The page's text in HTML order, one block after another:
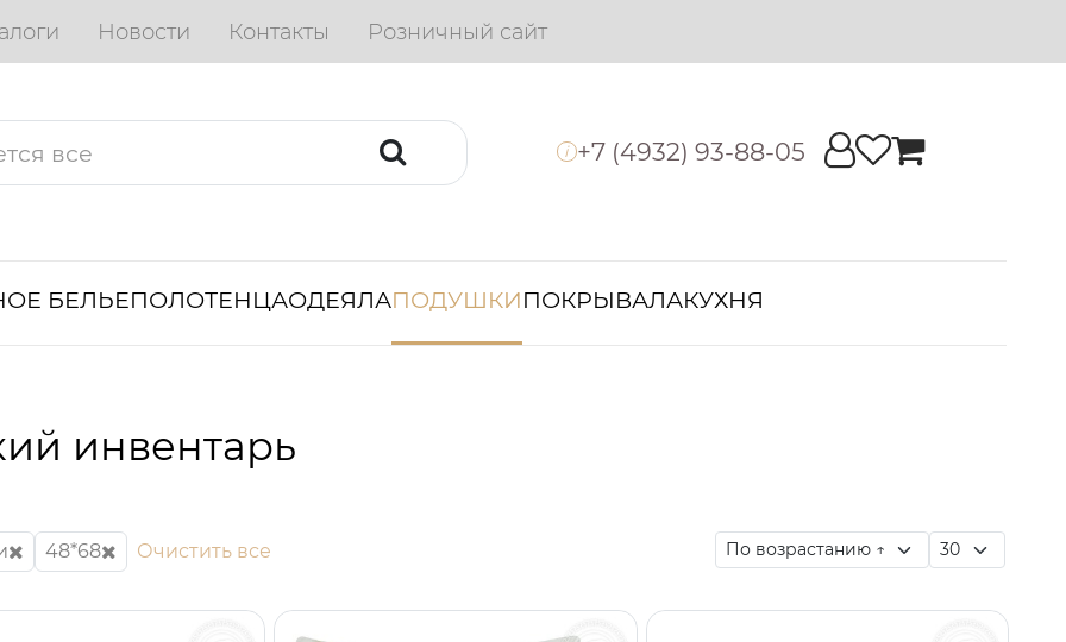
Новости Контакты Розничный сайт
i +7 (4932) 93-88-05
БЕЛЬЕПОЛОТЕНЦАОДЕЯЛАПОДУШКИПОКРЫВАЛАКУХНЯ
инвентарь
48*68 Очистить все